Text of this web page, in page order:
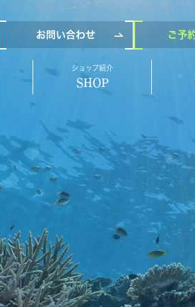
お問い合わせ ご予
ショップ紹介
SHOP